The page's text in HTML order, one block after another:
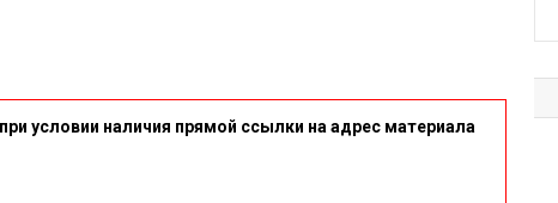
условии наличия прямой ссылки на адрес материала